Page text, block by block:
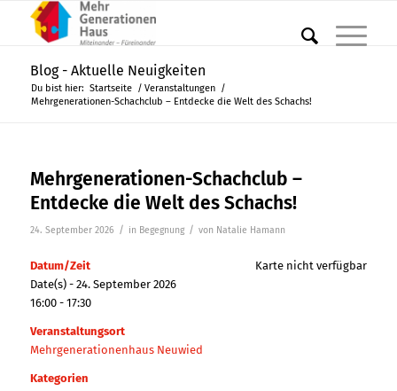
Blog - Aktuelle Neuigkeiten
Du bist hier: Startseite / Veranstaltungen /
Mehrgenerationen-Schachclub – Entdecke die Welt des Schachs!
Mehrgenerationen-Schachclub –
Entdecke die Welt des Schachs!
24. September 2026 / in Begegnung / von Natalie Hamann
Karte nicht verfügbar
Datum/Zeit
Date(s) - 24. September 2026
16:00 - 17:30
Veranstaltungsort
Mehrgenerationenhaus Neuwied
Kategorien